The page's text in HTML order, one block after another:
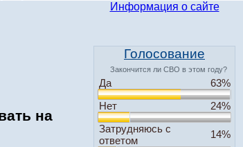
на
Информация о сайте
Голосование
Закончится ли СВО в этом году?
Да
63%
Нет
24%
Затрудняюсь с
ответом
14%